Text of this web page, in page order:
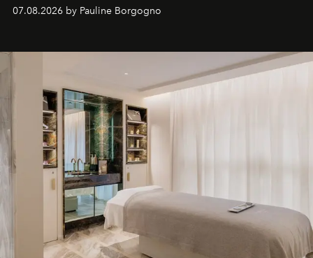
générationnel.
07.08.2026 by Pauline Borgogno